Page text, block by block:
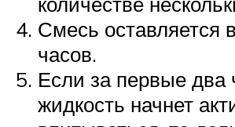
Смесь оставляется
часов.
Если за первые два
жидкость начнет